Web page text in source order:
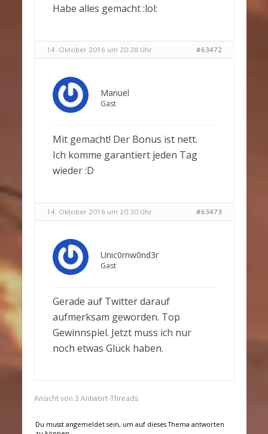
Habe alles gemacht :lol:
14. Oktober 2016 um 20:28 Uhr #63472
Manuel
Gast
Mit gemacht! Der Bonus ist nett.
Ich komme garantiert jeden Tag
wieder :D
14. Oktober 2016 um 20:30 Uhr #63473
Unic0rnw0nd3r
Gast
Gerade auf Twitter darauf
aufmerksam geworden. Top
Gewinnspiel. Jetzt muss ich nur
noch etwas Glück haben.
Ansicht von 3 Antwort-Threads
Du musst angemeldet sein, um auf dieses Thema antworten